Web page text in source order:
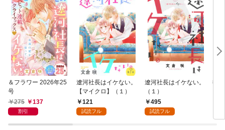
＆フラワー 2026年25
号
275
137
割引
遼河社長はイケない。
【マイクロ】（１）
121
試読フル
遼河社長はイケない。
（１）
495
試読フル
彼